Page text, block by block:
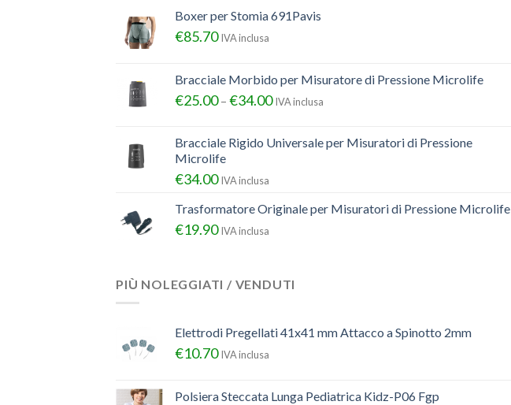
Boxer per Stomia 691Pavis
€85.70 IVA inclusa
Bracciale Morbido per Misuratore di Pressione Microlife
€25.00– €34.00 IVA inclusa
Bracciale Rigido Universale per Misuratori di Pressione
Microlife
€34.00 IVA inclusa
Trasformatore Originale per Misuratori di Pressione Microlife
€19.90 IVA inclusa
PIÙ NOLEGGIATI / VENDUTI
Elettrodi Pregellati 41x41 mm Attacco a Spinotto 2mm
€10.70 IVA inclusa
Polsiera Steccata Lunga Pediatrica Kidz-P06 Fgp